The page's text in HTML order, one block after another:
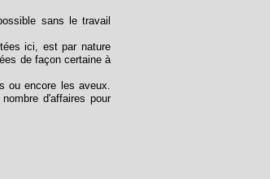
sans le travail
ici, est par nature
de façon certaine à
ou encore les aveux.
d'affaires pour